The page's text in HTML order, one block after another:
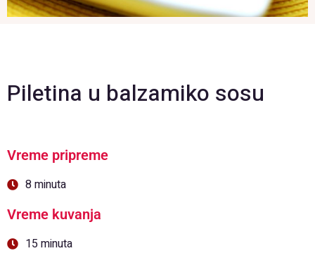
Piletina u balzamiko sosu
Vreme pripreme
8 minuta
Vreme kuvanja
15 minuta